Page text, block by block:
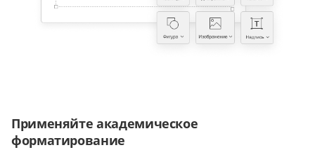
Применяйте академическое
форматирование